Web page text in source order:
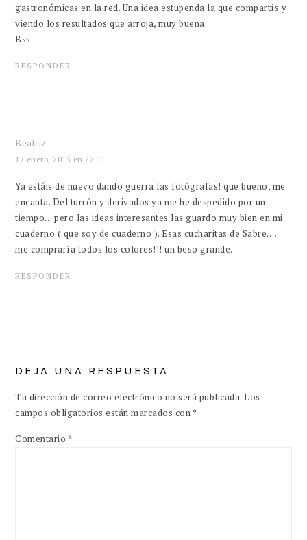
gastronómicas en la red. Una idea estupenda la que compartís y
viendo los resultados que arroja, muy buena.
Bss
RESPONDER
Beatriz
12 enero, 2015 en 22:11
Ya estáis de nuevo dando guerra las fotógrafas! que bueno, me
encanta. Del turrón y derivados ya me he despedido por un
tiempo… pero las ideas interesantes las guardo muy bien en mi
cuaderno ( que soy de cuaderno ). Esas cucharitas de Sabre….
me compraría todos los colores!!! un beso grande.
RESPONDER
DEJA UNA RESPUESTA
Tu dirección de correo electrónico no será publicada. Los
campos obligatorios están marcados con *
Comentario *